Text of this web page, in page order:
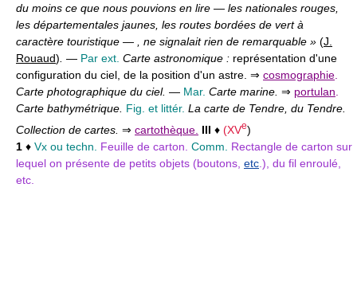
du moins ce que nous pouvions en lire — les nationales rouges,
les départementales jaunes, les routes bordées de vert à
caractère touristique — , ne signalait rien de remarquable » (J.
Rouaud) — Par ext. Carte astronomique : représentation d'une
configuration du ciel, de la position d'un astre. ⇒ cosmographie
Carte photographique du ciel. — Mar. Carte marine. ⇒ portulan
Carte bathymétrique. Fig. et littér. La carte de Tendre, du Tendre.
Collection de cartes. ⇒ cartothèque. III ♦ (XVe)
1 ♦ Vx ou techn. Feuille de carton. Comm.
Rectangle de carton sur
lequel on présente de petits objets (boutons, etc .), du fil enroulé,
etc.